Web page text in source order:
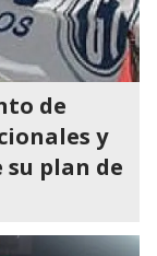
de
y
plan de